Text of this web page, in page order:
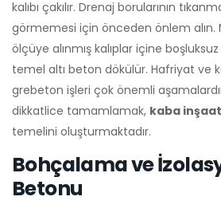
kalıbı çakılır. Drenaj borularının
görmemesi için önceden önlem alın.
ölçüye alınmış kalıplar içine
temel altı beton dökülür. Hafriyat ve
grebeton işleri çok önemli
dikkatlice tamamlamak, kaba inşaat
temelini oluşturmaktadır.
Bohçalama ve
Betonu